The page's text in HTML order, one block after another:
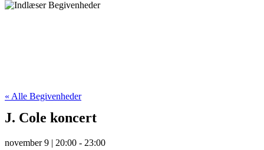
« Alle Begivenheder
J. Cole koncert
november 9 | 20:00 - 23:00